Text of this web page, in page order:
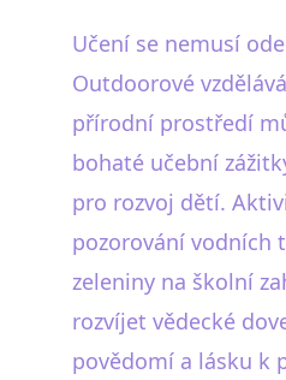
Učení se nemusí
Outdoorové
přírodní prostředí
bohaté učební
pro rozvoj dětí.
pozorování vodních
zeleniny na školní
rozvíjet vědecké
povědomí a lásku k